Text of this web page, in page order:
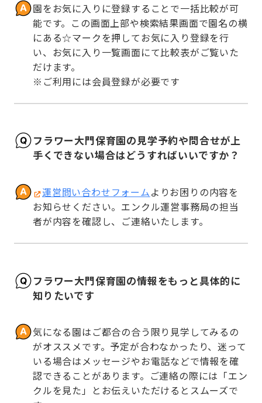
園をお気に入りに登録することで一括比較が可
能です。この画面上部や検索結果画面で園名の横
にある☆マークを押してお気に入り登録を行
い、お気に入り一覧画面にて比較表がご覧いた
だけます。
※ご利用には会員登録が必要です
フラワー大門保育園の見学予約や問合せが上
手くできない場合はどうすればいいですか？
運営問い合わせフォームよりお困りの内容を
お知らせください。エンクル運営事務局の担当
者が内容を確認し、ご連絡いたします。
フラワー大門保育園の情報をもっと具体的に
知りたいです
気になる園はご都合の合う限り見学してみるの
がオススメです。予定が合わなかったり、迷って
いる場合はメッセージやお電話などで情報を確
認できることがあります。ご連絡の際には「エン
クルを見た」とお伝えいただけるとスムーズで